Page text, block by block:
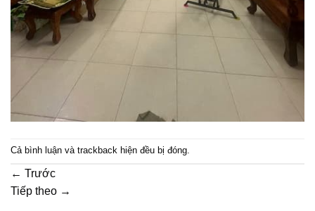
Cả bình luận và trackback hiện đều bị đóng.
← Trước
Tiếp theo →